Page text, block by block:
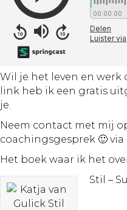
Wil je het leven en werk
link heb ik een gratis
je.
Neem contact met mij
coachingsgesprek 🙂 via
Het boek waar ik het
Stil –